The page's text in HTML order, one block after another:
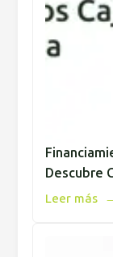
Descubre
Leer más